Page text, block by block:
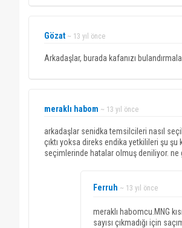
Gözat ~ 13 yıl önce
Arkadaşlar, burada kafanızı
meraklı habom ~ 13 yıl önce
arkadaşlar senidka temsilcileri nasıl
çıktı yoksa direks endika yetkilileri şu
seçimlerinde hatalar olmuş deniliyor. ne
Ferruh ~ 13 yıl önce
meraklı habomcu.MNG
sayısı çıkmadığı için